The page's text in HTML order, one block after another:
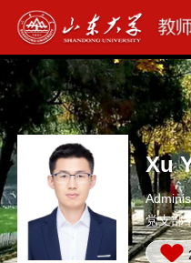
Xu
党支部